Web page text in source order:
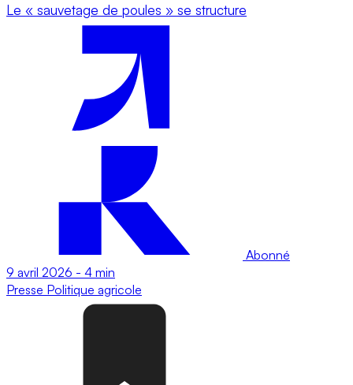
Le « sauvetage de poules » se structure
Abonné
9 avril 2026 - 4 min
Presse Politique agricole